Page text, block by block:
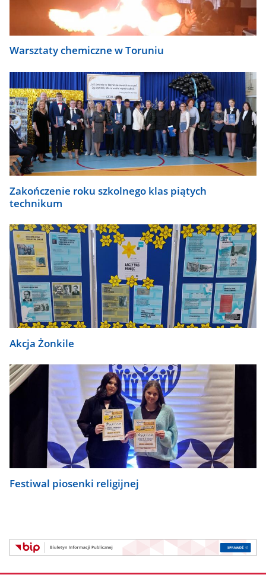
Warsztaty chemiczne w Toruniu
Zakończenie roku szkolnego klas piątych
technikum
Akcja Żonkile
Festiwal piosenki religijnej